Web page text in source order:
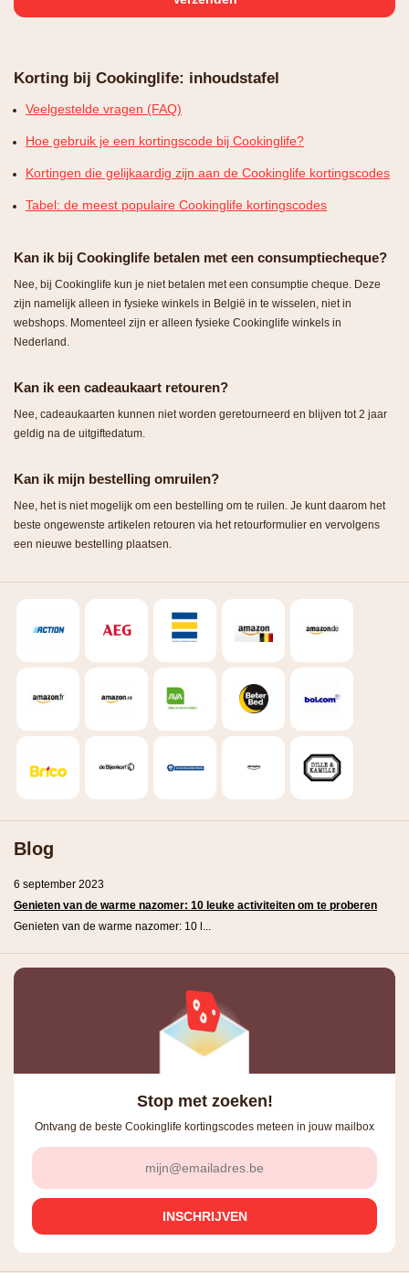
Korting bij Cookinglife: inhoudstafel
Veelgestelde vragen (FAQ)
Hoe gebruik je een kortingscode bij Cookinglife?
Kortingen die gelijkaardig zijn aan de Cookinglife kortingscodes
Tabel: de meest populaire Cookinglife kortingscodes
Kan ik bij Cookinglife betalen met een consumptiecheque?
Nee, bij Cookinglife kun je niet betalen met een consumptie cheque. Deze
zijn namelijk alleen in fysieke winkels in België in te wisselen, niet in
webshops. Momenteel zijn er alleen fysieke Cookinglife winkels in
Nederland.
Kan ik een cadeaukaart retouren?
Nee, cadeaukaarten kunnen niet worden geretourneerd en blijven tot 2 jaar
geldig na de uitgiftedatum.
Kan ik mijn bestelling omruilen?
Nee, het is niet mogelijk om een bestelling om te ruilen. Je kunt daarom het
beste ongewenste artikelen retouren via het retourformulier en vervolgens
een nieuwe bestelling plaatsen.
Blog
6 september 2023
Genieten van de warme nazomer: 10 leuke activiteiten om te proberen
Genieten van de warme nazomer: 10 l...
Stop met zoeken!
Ontvang de beste Cookinglife kortingscodes meteen in jouw mailbox